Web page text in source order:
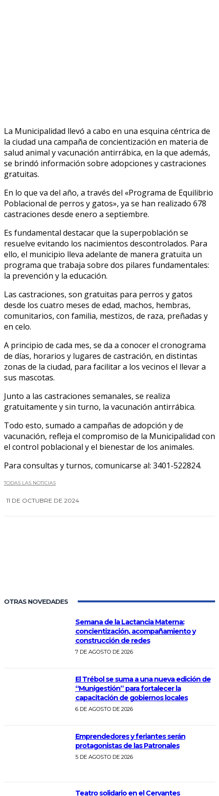
La Municipalidad llevó a cabo en una esquina céntrica de
la ciudad una campaña de concientización en materia de
salud animal y vacunación antirrábica, en la que además,
se brindó información sobre adopciones y castraciones
gratuitas.
En lo que va del año, a través del «Programa de Equilibrio
Poblacional de perros y gatos», ya se han realizado 678
castraciones desde enero a septiembre.
Es fundamental destacar que la superpoblación se
resuelve evitando los nacimientos descontrolados. Para
ello, el municipio lleva adelante de manera gratuita un
programa que trabaja sobre dos pilares fundamentales:
la prevención y la educación.
Las castraciones, son gratuitas para perros y gatos
desde los cuatro meses de edad, machos, hembras,
comunitarios, con familia, mestizos, de raza, preñadas y
en celo.
A principio de cada mes, se da a conocer el cronograma
de días, horarios y lugares de castración, en distintas
zonas de la ciudad, para facilitar a los vecinos el llevar a
sus mascotas.
Junto a las castraciones semanales, se realiza
gratuitamente y sin turno, la vacunación antirrábica.
Todo esto, sumado a campañas de adopción y de
vacunación, refleja el compromiso de la Municipalidad con
el control poblacional y el bienestar de los animales.
Para consultas y turnos, comunicarse al: 3401-522824.
TODAS LAS NOTICIAS
11 DE OCTUBRE DE 2024
OTRAS NOVEDADES
Semana de la Lactancia Materna:
concientización, acompañamiento y
construcción de redes
7 DE AGOSTO DE 2026
El Trébol se suma a una nueva edición de
“Munigestión” para fortalecer la
capacitación de gobiernos locales
6 DE AGOSTO DE 2026
Emprendedores y feriantes serán
protagonistas de las Patronales
5 DE AGOSTO DE 2026
Teatro solidario en el Cervantes